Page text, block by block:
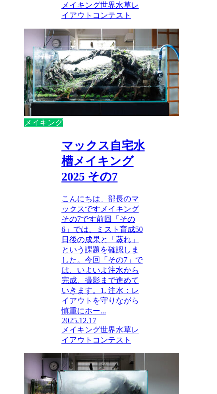
メイキング世界水草レ
イアウトコンテスト
メイキング
マックス自宅水
槽メイキング
2025 その7
こんにちは、部長のマ
ックスですメイキング
その7です前回「その
6」では、ミスト育成50
日後の成果と「蒸れ」
という課題を確認しま
した。今回「その7」で
は、いよいよ注水から
完成、撮影まで進めて
いきます。1. 注水：レ
イアウトを守りながら
慎重にホー...
2025.12.17
メイキング世界水草レ
イアウトコンテスト